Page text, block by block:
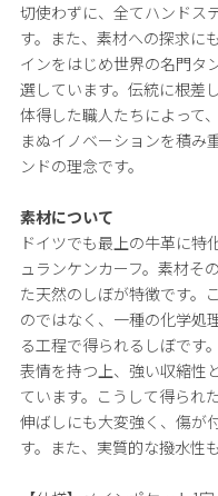
切使わずに、全てハンドス
す。また、素材への探求に
インをはじめ世界の名門タ
選しています。伝統に根差
体得した職人たちによって
まぬイノベーションを積み
ンドの理念です。
素材について
ドイツでも最上の牛革に特
ュランケンカーフ。素材そ
た天然のしぼが特徴です。
のではなく、一種の化学処
る工程で得られるしぼです
表情を持つ上、強い収縮性
ています。こうして得られ
伸ばしにも大変強く、傷が
す。また、実質的な撥水性